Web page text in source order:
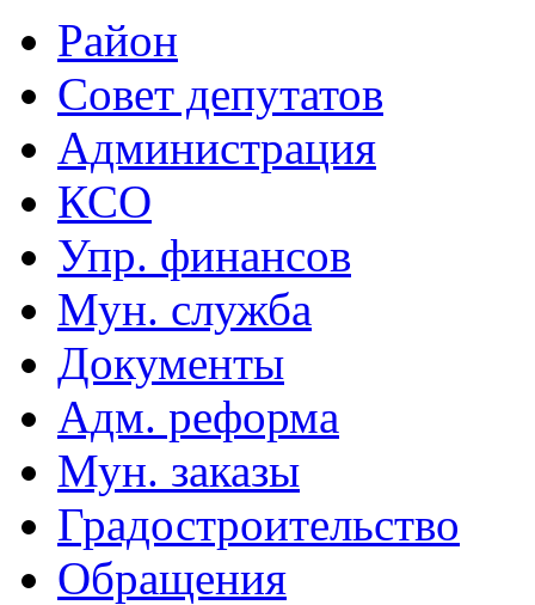
Район
Совет депутатов
Администрация
КСО
Упр. финансов
Мун. служба
Документы
Адм. реформа
Мун. заказы
Градостроительство
Обращения